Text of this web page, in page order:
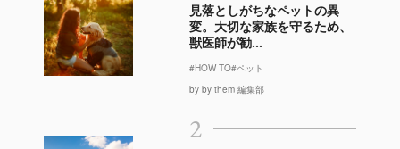
見落としがちなペットの異
変。大切な家族を守るため、
獣医師が勧...
#HOW TO#ペット
by by them 編集部
2